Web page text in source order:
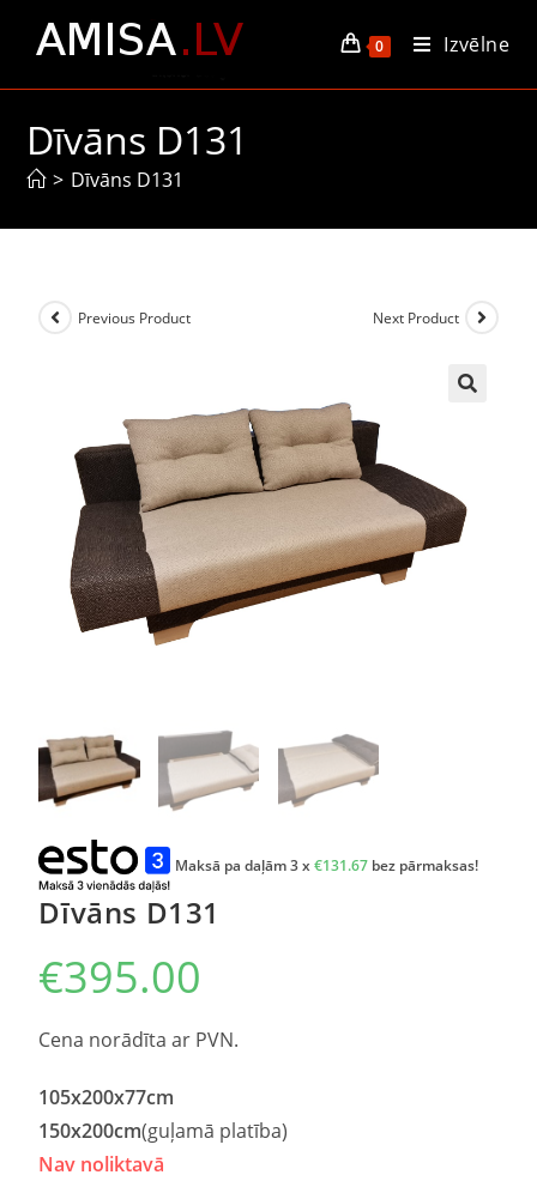
0 Izvēlne
Dīvāns D131
> Dīvāns D131
Previous Product Next Product
Maksā pa daļām 3 x€131.67 bez pārmaksas!
Dīvāns D131
€395.00
Cena norādīta ar PVN.
105x200x77cm
150x200cm(guļamā platība)
Nav noliktavā